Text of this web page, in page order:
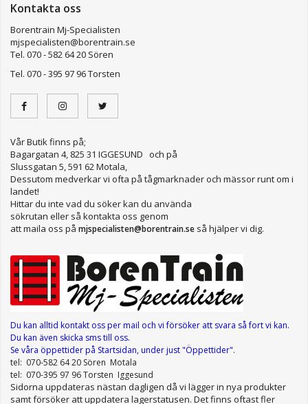
Kontakta oss
Borentrain Mj-Specialisten
mjspecialisten@borentrain.se
Tel. 070 - 582 64 20 Sören
Tel. 070 - 395 97 96 Torsten
Vår Butik finns på;
Bagargatan 4, 825 31 IGGESUND och på
Slussgatan 5, 591 62 Motala,
Dessutom medverkar vi ofta på tågmarknader och mässor runt om i
landet!
Hittar du inte vad du söker kan du använda
sökrutan eller så kontakta oss genom
att maila oss på mjspecialisten@borentrain.se så hjälper vi dig.
Du kan alltid kontakt oss per mail och vi försöker att svara så fort vi kan.
Du kan även skicka sms till oss.
Se våra öppettiderpå Startsidan, under just "Öppettider".
tel: 070-582 64 20 Sören Motala
tel: 070-395 97 96 Torsten Iggesund
Sidorna uppdateras nästan dagligen då vi lägger in nya produkter
samt försöker att uppdatera lagerstatusen. Det finns oftast fler